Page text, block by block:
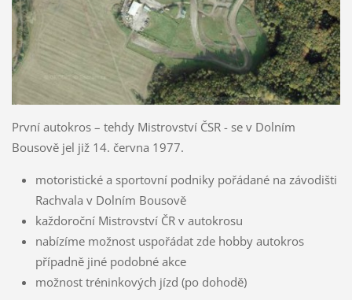
První autokros – tehdy Mistrovství ČSR - se v Dolním
Bousově jel již 14. června 1977.
motoristické a sportovní podniky pořádané na závodišti
Rachvala v Dolním Bousově
každoroční Mistrovství ČR v autokrosu
nabízíme možnost uspořádat zde hobby autokros
případně jiné podobné akce
možnost tréninkových jízd (po dohodě)